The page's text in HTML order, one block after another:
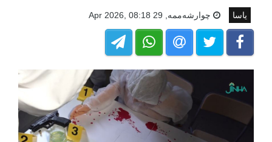
یاسا چوارشه‌ممه‌, 29 Apr 2026, 08:18